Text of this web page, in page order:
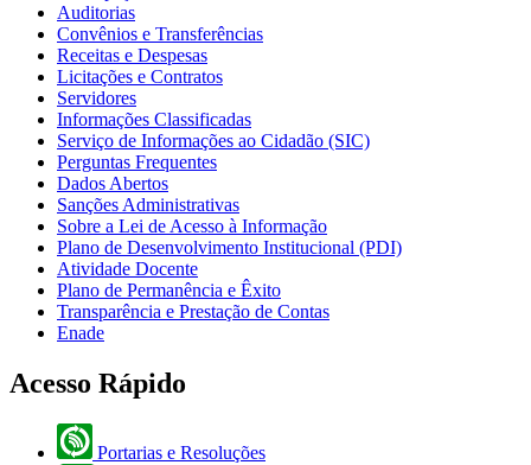
Auditorias
Convênios e Transferências
Receitas e Despesas
Licitações e Contratos
Servidores
Informações Classificadas
Serviço de Informações ao Cidadão (SIC)
Perguntas Frequentes
Dados Abertos
Sanções Administrativas
Sobre a Lei de Acesso à Informação
Plano de Desenvolvimento Institucional (PDI)
Atividade Docente
Plano de Permanência e Êxito
Transparência e Prestação de Contas
Enade
Acesso Rápido
Portarias e Resoluções